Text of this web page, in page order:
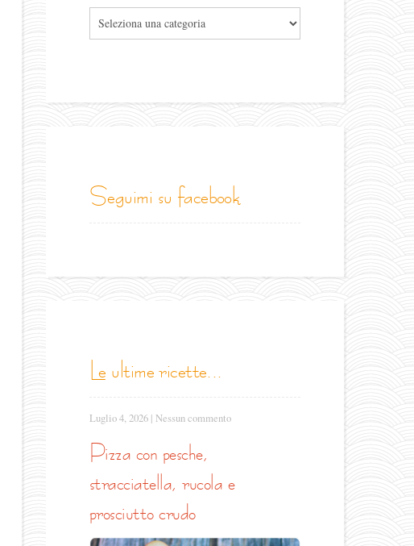
seguimi su facebook
le ultime ricette...
Luglio 4, 2026 | Nessun commento
pizza con pesche,
stracciatella, rucola e
prosciutto crudo